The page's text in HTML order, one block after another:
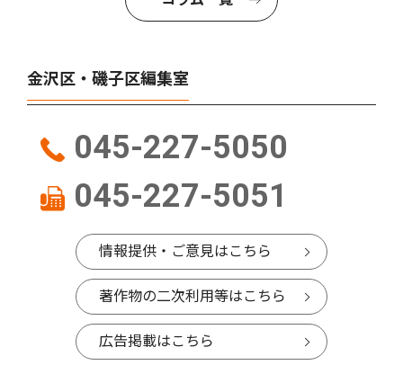
金沢区・磯子区編集室
045-227-5050
045-227-5051
情報提供・ご意見はこちら
著作物の二次利用等はこちら
広告掲載はこちら